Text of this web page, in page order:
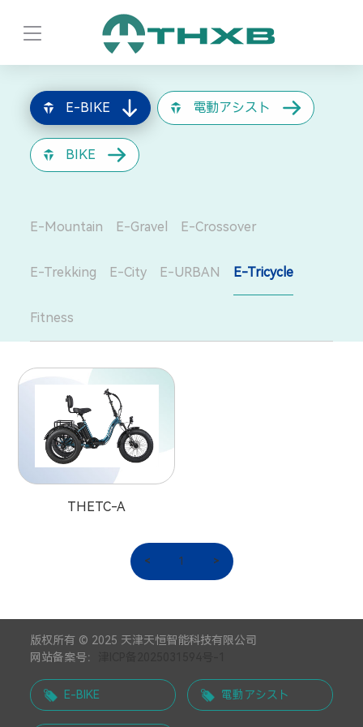
E-BIKE 電動アシスト
BIKE
E-Mountain E-Gravel E-Crossover
E-Trekking E-City E-URBAN E-Tricycle
Fitness
THETC-A
< 1 >
版权所有 © 2025 天津天恒智能科技有限公司
网站备案号：
E-BIKE 電動アシスト